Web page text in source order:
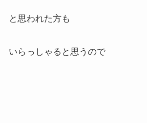
と思われた方も
いらっしゃると思うので